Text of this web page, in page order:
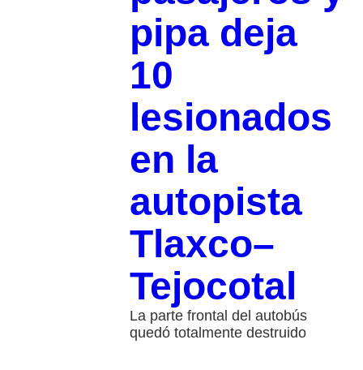
pipa deja
10
lesionados
en la
autopista
Tlaxco–
Tejocotal
La parte frontal del autobús
quedó totalmente destruido